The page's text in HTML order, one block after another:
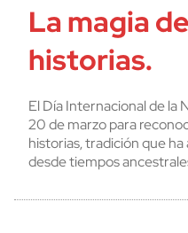
La magia
historias.
El Día Internacional de la
20 de marzo para
historias, tradición que
desde tiempos